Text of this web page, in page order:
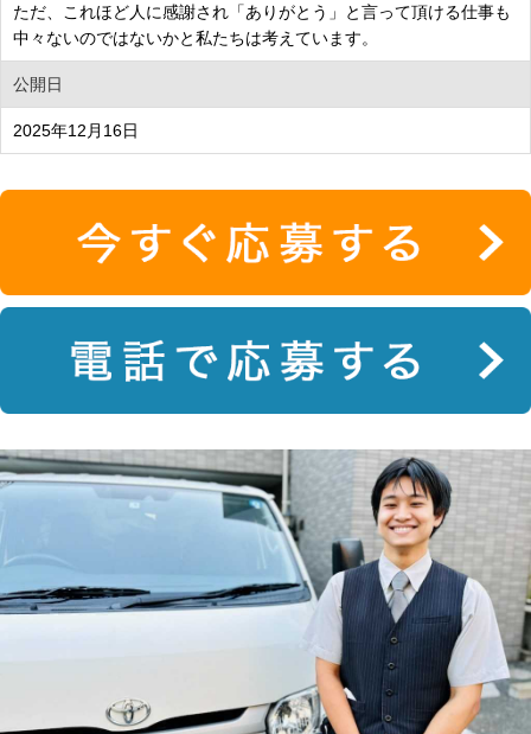
ただ、これほど人に感謝され「ありがとう」と言って頂ける仕事も
中々ないのではないかと私たちは考えています。
公開日
2025年12月16日